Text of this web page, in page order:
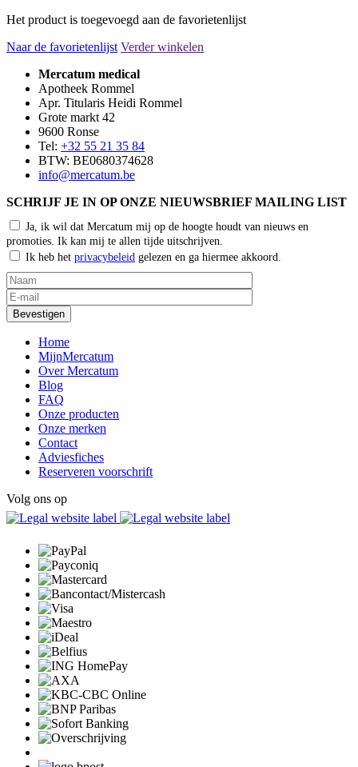
Het product is toegevoegd aan de favorietenlijst
Naar de favorietenlijst Verder winkelen
Mercatum medical
Apotheek Rommel
Apr. Titularis Heidi Rommel
Grote markt 42
9600 Ronse
Tel: +32 55 21 35 84
BTW: BE0680374628
info@mercatum.be
SCHRIJF JE IN OP ONZE NIEUWSBRIEF MAILING LIST
Ja, ik wil dat Mercatum mij op de hoogte houdt van nieuws en
promoties. Ik kan mij te allen tijde uitschrijven.
Ik heb het privacybeleid gelezen en ga hiermee akkoord.
Home
MijnMercatum
Over Mercatum
Blog
FAQ
Onze producten
Onze merken
Contact
Adviesfiches
Reserveren voorschrift
Volg ons op